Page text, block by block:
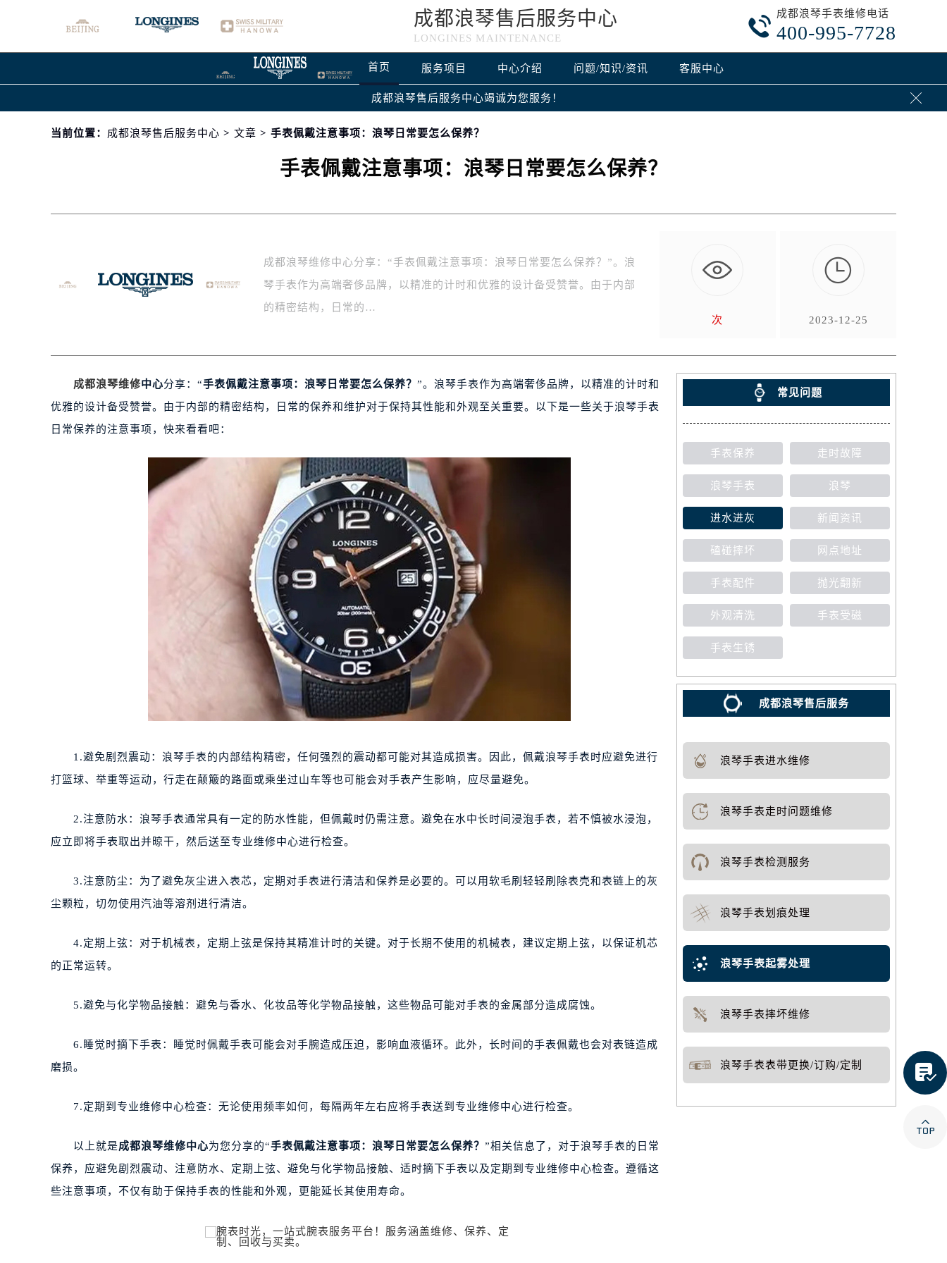
成都浪琴售后服务中心
LONGINES MAINTENANCE

成都浪琴手表维修电话
400-995-7728
首页 服务项目 中心介绍 问题/知识/资讯 客服中心
成都浪琴售后服务中心竭诚为您服务！ 
当前位置： 成都浪琴售后服务中心 > 文章 > 手表佩戴注意事项：浪琴日常要怎么保养？
手表佩戴注意事项：浪琴日常要怎么保养？
成都浪琴维修中心分享：“手表佩戴注意事项：浪琴日常要怎么保养？”。浪
琴手表作为高端奢侈品牌，以精准的计时和优雅的设计备受赞誉。由于内部
的精密结构，日常的…
次

2023-12-25
成都浪琴维修中心分享：“手表佩戴注意事项：浪琴日常要怎么保养？ ”。浪琴手表作为高端奢侈品牌，以精准的计时和
优雅的设计备受赞誉。由于内部的精密结构，日常的保养和维护对于保持其性能和外观至关重要。以下是一些关于浪琴手表
日常保养的注意事项，快来看看吧：
1.避免剧烈震动：浪琴手表的内部结构精密，任何强烈的震动都可能对其造成损害。因此，佩戴浪琴手表时应避免进行
打篮球、举重等运动，行走在颠簸的路面或乘坐过山车等也可能会对手表产生影响，应尽量避免。
2.注意防水：浪琴手表通常具有一定的防水性能，但佩戴时仍需注意。避免在水中长时间浸泡手表，若不慎被水浸泡，
应立即将手表取出并晾干，然后送至专业维修中心进行检查。
3.注意防尘：为了避免灰尘进入表芯，定期对手表进行清洁和保养是必要的。可以用软毛刷轻轻刷除表壳和表链上的灰
尘颗粒，切勿使用汽油等溶剂进行清洁。
4.定期上弦：对于机械表，定期上弦是保持其精准计时的关键。对于长期不使用的机械表，建议定期上弦，以保证机芯
的正常运转。
5.避免与化学物品接触：避免与香水、化妆品等化学物品接触，这些物品可能对手表的金属部分造成腐蚀。
6.睡觉时摘下手表：睡觉时佩戴手表可能会对手腕造成压迫，影响血液循环。此外，长时间的手表佩戴也会对表链造成
磨损。
7.定期到专业维修中心检查：无论使用频率如何，每隔两年左右应将手表送到专业维修中心进行检查。
以上就是成都浪琴维修中心为您分享的“手表佩戴注意事项：浪琴日常要怎么保养？ ”相关信息了，对于浪琴手表的日常
保养，应避免剧烈震动、注意防水、定期上弦、避免与化学物品接触、适时摘下手表以及定期到专业维修中心检查。遵循这
些注意事项，不仅有助于保持手表的性能和外观，更能延长其使用寿命。
常见问题
手表保养 走时故障
浪琴手表 浪琴
进水进灰 新闻资讯
磕碰摔坏 网点地址
手表配件 抛光翻新
外观清洗 手表受磁
手表生锈
成都浪琴售后服务
浪琴手表进水维修
浪琴手表走时问题维修
浪琴手表检测服务
浪琴手表划痕处理
浪琴手表起雾处理
浪琴手表摔坏维修
浪琴手表表带更换/订购/定制 
